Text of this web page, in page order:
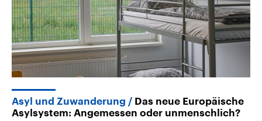
Asyl und Zuwanderung
Das neue Europäische
Asylsystem: Angemessen oder unmenschlich?